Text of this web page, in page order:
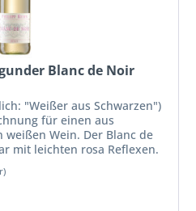
Blanc de Noir
"Weißer aus Schwarzen")
für einen aus
Wein. Der Blanc de
mit leichten rosa Reflexen.